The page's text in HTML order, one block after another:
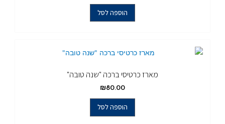
הוספה לסל
מארז כרטיסי ברכה "שנה טובה"
₪80.00
הוספה לסל